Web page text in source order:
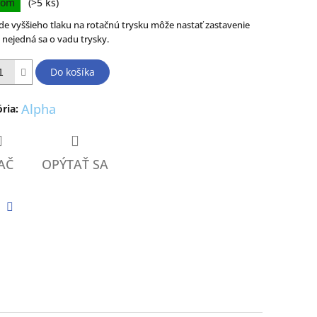
vyššieho tlaku na rotačnú trysku môže nastať zastavenie
nejedná sa o vadu trysky.
Do košíka
: Alpha
OPÝTAŤ SA